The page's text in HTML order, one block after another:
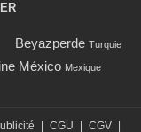
Beyazperde Turquie
México Mexique
CGU CGV